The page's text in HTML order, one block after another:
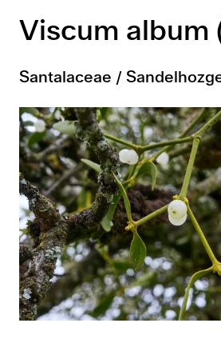
Viscum album
Santalaceae /